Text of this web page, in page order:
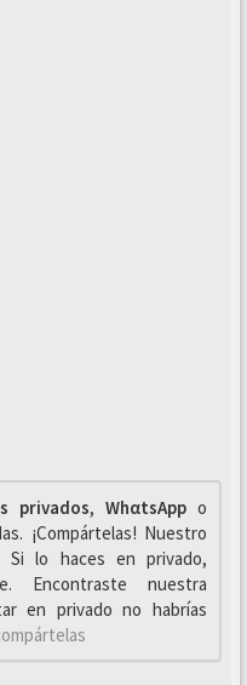
privados, WhαtsAppo
¡Compártelas! Nuestro
Si lo haces en privado,
Encontraste nuestra
en privado no habrías